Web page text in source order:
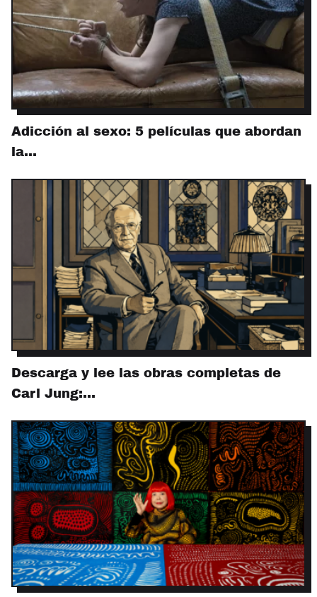
Adicción al sexo: 5 películas que abordan
la…
Descarga y lee las obras completas de
Carl Jung:…